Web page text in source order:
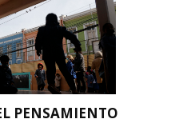
PENSAMIENTO